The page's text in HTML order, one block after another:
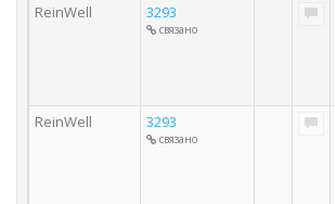
ReinWell
3293
связано
ReinWell
3293
связано